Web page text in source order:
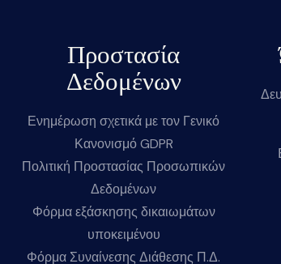
Προστασία
Δεδομένων
Ενημέρωση σχετικά με τον Γενικό
Κανονισμό GDPR
Πολιτική Προστασίας Προσωπικών
Δεδομένων
Φόρμα εξάσκησης δικαιωμάτων
υποκειμένου
Φόρμα Συναίνεσης Διάθεσης Π.Δ.